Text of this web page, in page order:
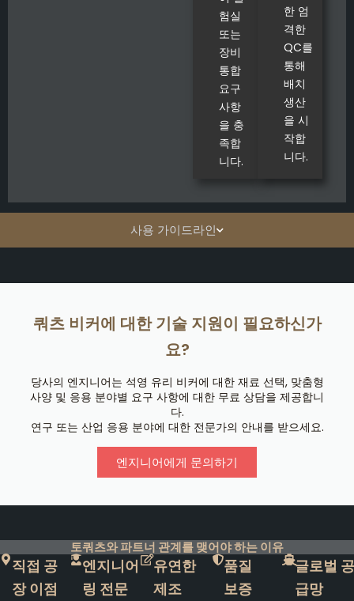
사용 가이드라인
험실
또는
장비
통합
요구
사항
을 충
족합
니다.
한 엄
격한
QC를
통해
배치
생산
을 시
작합
니다.
쿼츠 비커에 대한 기술 지원이 필요하신가
요?
당사의 엔지니어는 석영 유리 비커에 대한 재료 선택, 맞춤형
사양 및 응용 분야별 요구 사항에 대한 무료 상담을 제공합니
다.
연구 또는 산업 응용 분야에 대한 전문가의 안내를 받으세요.
엔지니어에게 문의하기
토쿼츠와 파트너 관계를 맺어야 하는 이유
직접 공
장 이점
엔지니어
링 전문
유연한
제조
품질
보증
글로벌 공
급망